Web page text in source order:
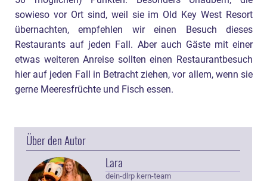
sowieso vor Ort sind, weil sie im Old Key West Resort
übernachten, empfehlen wir einen Besuch dieses
Restaurants auf jeden Fall. Aber auch Gäste mit einer
etwas weiteren Anreise sollten einen Restaurantbesuch
hier auf jeden Fall in Betracht ziehen, vor allem, wenn sie
gerne Meeresfrüchte und Fisch essen.
Über den Autor
Lara
dein-dlrp kern-team